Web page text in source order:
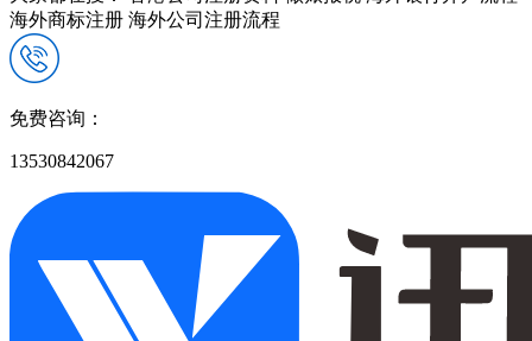
海外商标注册 海外公司注册流程
免费咨询：
13530842067